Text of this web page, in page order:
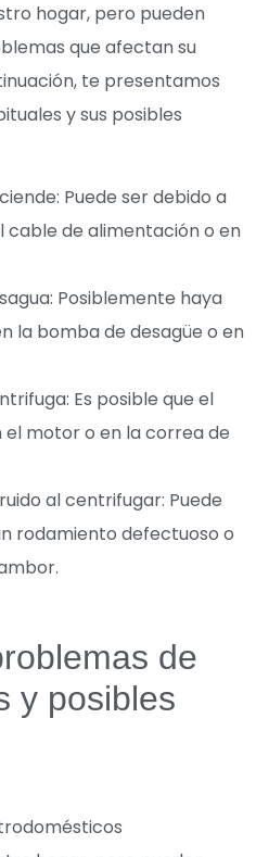
hogar, pero pueden
que afectan su
te presentamos
y sus posibles
Puede ser debido a
cable de alimentación o en
Posiblemente haya
la bomba de desagüe o en
Es posible que el
motor o en la correa de
al centrifugar: Puede
rodamiento defectuoso o
de
y posibles